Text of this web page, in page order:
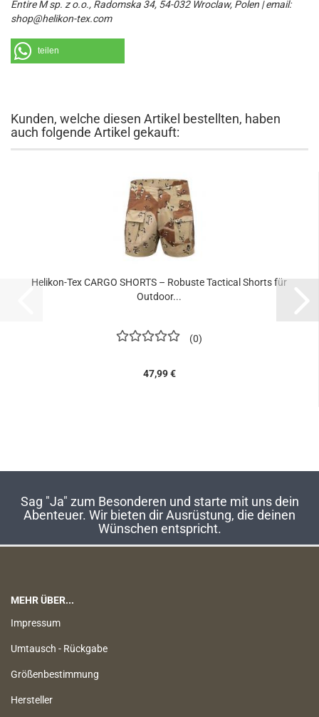
Entire M sp. z o.o., Radomska 34, 54-032 Wroclaw, Polen | email:
shop@helikon-tex.com
teilen
Kunden, welche diesen Artikel bestellten, haben
auch folgende Artikel gekauft:
Helikon-Tex CARGO SHORTS – Robuste Tactical Shorts für
Outdoor...
0
47,99 €
Sag "Ja" zum Besonderen und starte mit uns dein
Abenteuer. Wir bieten dir Ausrüstung, die deinen
Wünschen entspricht.
MEHR ÜBER...
Impressum
Umtausch - Rückgabe
Größenbestimmung
Hersteller